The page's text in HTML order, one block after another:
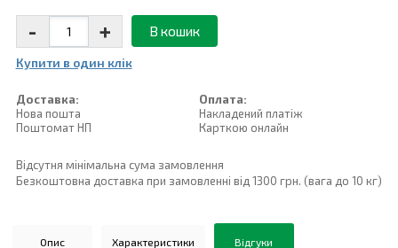
- + В кошик
Купити в один клiк
Доставка:
Нова пошта
Поштомат НП
Оплата:
Накладений платiж
Карткою онлайн
Відсутня мінімальна сума замовлення
Безкоштовна доставка при замовленні від 1300 грн. (вага до 10 кг)
Опис Характеристики Відгуки